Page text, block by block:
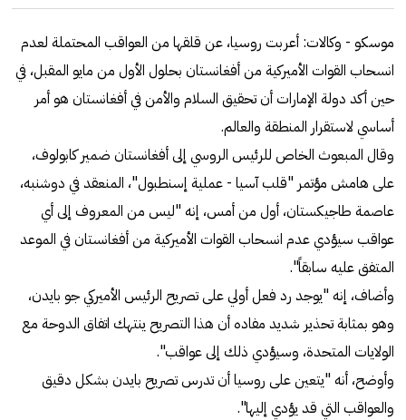
موسكو - وكالات: أعربت روسيا، عن قلقها من العواقب المحتملة لعدم
انسحاب القوات الأميركية من أفغانستان بحلول الأول من مايو المقبل، في
حين أكد دولة الإمارات أن تحقيق السلام والأمن في أفغانستان هو أمر
أساسي لاستقرار المنطقة والعالم.
وقال المبعوث الخاص للرئيس الروسي إلى أفغانستان ضمير كابولوف،
على هامش مؤتمر "قلب آسيا - عملية إسنطبول"، المنعقد في دوشنبه،
عاصمة طاجيكستان، أول من أمس، إنه "ليس من المعروف إلى أي
عواقب سيؤدي عدم انسحاب القوات الأميركية من أفغانستان في الموعد
المتفق عليه سابقاً".
وأضاف، إنه "يوجد رد فعل أولي على تصريح الرئيس الأميركي جو بايدن،
وهو بمثابة تحذير شديد مفاده أن هذا التصريح ينتهك اتفاق الدوحة مع
الولايات المتحدة، وسيؤدي ذلك إلى عواقب".
وأوضح، أنه "يتعين على روسيا أن تدرس تصريح بايدن بشكل دقيق
والعواقب التي قد يؤدي إليها".